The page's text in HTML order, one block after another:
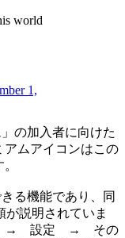
world
1,
の加入者に向けた
アムアイコンはこの
る機能であり、同
が説明されていま
ム → 設定 → その